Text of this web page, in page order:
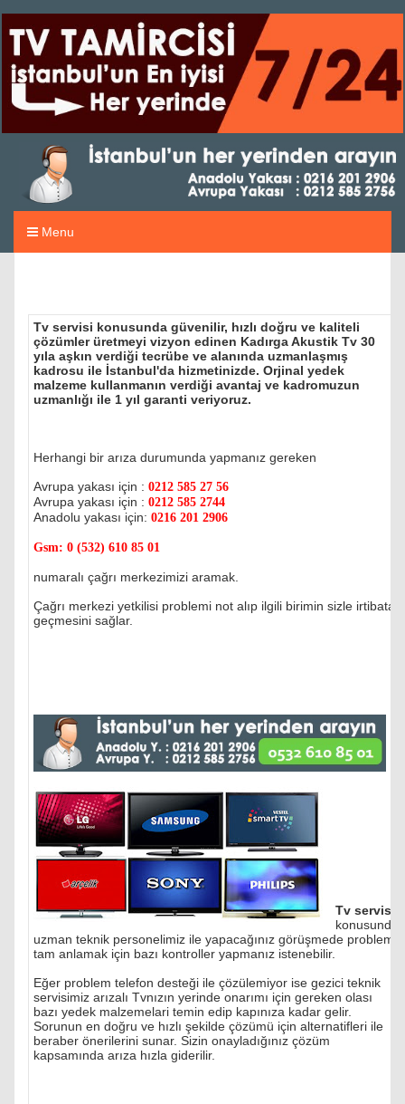
Menu
Tv servisi konusunda güvenilir, hızlı doğru ve kaliteli
çözümler üretmeyi vizyon edinen Kadırga Akustik Tv 30
yıla aşkın verdiği tecrübe ve alanında uzmanlaşmış
kadrosu ile İstanbul'da hizmetinizde. Orjinal yedek
malzeme kullanmanın verdiği avantaj ve kadromuzun
uzmanlığı ile 1 yıl garanti veriyoruz.
Herhangi bir arıza durumunda yapmanız gereken
Avrupa yakası için : 0212 585 27 56
Avrupa yakası için : 0212 585 2744
Anadolu yakası için: 0216 201 2906
Gsm: 0 (532) 610 85 01
numaralı çağrı merkezimizi aramak.
Çağrı merkezi yetkilisi problemi not alıp ilgili birimin sizle irtibata
geçmesini sağlar.
Tv servisi
konusunda
uzman teknik personelimiz ile yapacağınız görüşmede problemi
tam anlamak için bazı kontroller yapmanız istenebilir.
Eğer problem telefon desteği ile çözülemiyor ise gezici teknik
servisimiz arızalı Tvnızın yerinde onarımı için gereken olası
bazı yedek malzemelari temin edip kapınıza kadar gelir.
Sorunun en doğru ve hızlı şekilde çözümü için alternatifleri ile
beraber önerilerini sunar. Sizin onayladığınız çözüm
kapsamında arıza hızla giderilir.